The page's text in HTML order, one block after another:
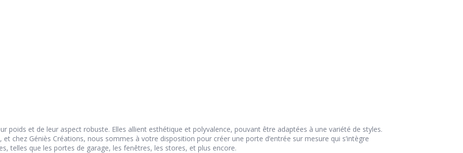
poids et de leur aspect robuste. Elles allient esthétique et polyvalence, pouvant être adaptées à une variété de styles.
chez Géniès Créations, nous sommes à votre disposition pour créer une porte d’entrée sur mesure qui s’intègre
telles que les portes de garage, les fenêtres, les stores, et plus encore.